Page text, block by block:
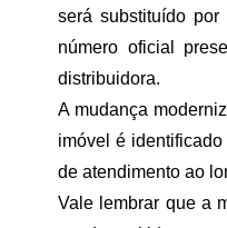
será substituído
número oficial
distribuidora.
A mudança
imóvel é
de atendimento ao
Vale lembrar que a